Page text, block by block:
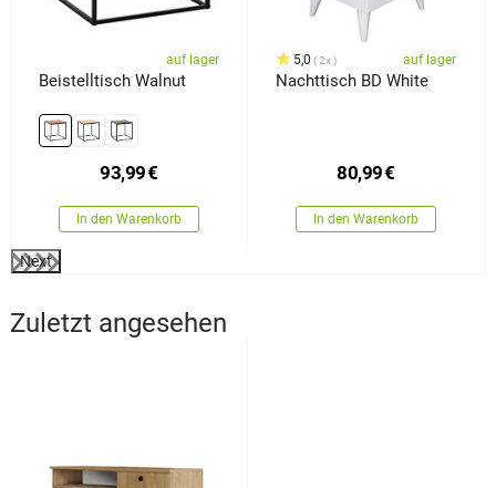
auf lager
Beistelltisch Walnut
93,99€
In den Warenkorb
5,0 2x auf lager
Nachttisch BD White
80,99€
In den Warenkorb
Next
Zuletzt angesehen